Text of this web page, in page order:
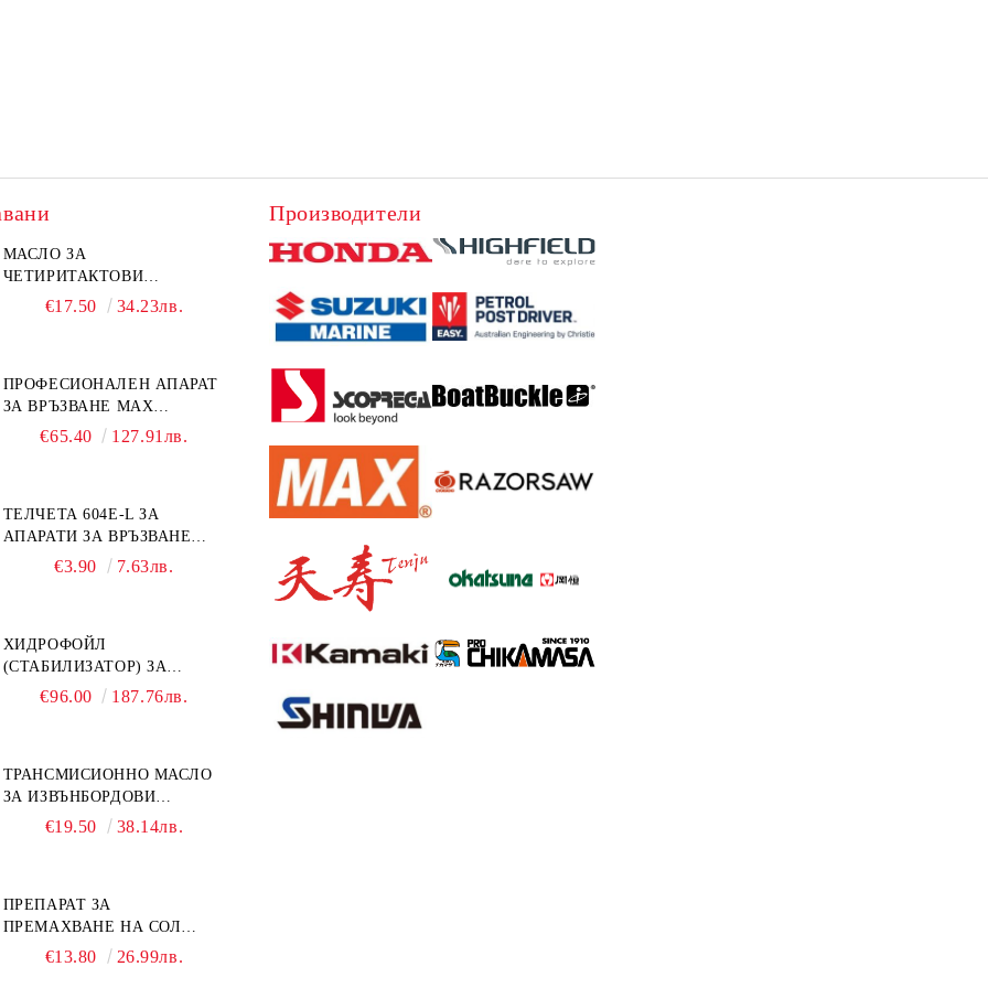
МАСЛО ЗА
ЧЕТИРИТАКТОВИ
ИЗВЪНБОРДОВИ
€17.50 34.23лв.
ПРОФЕСИОНАЛЕН АПАРАТ
ЗА ВРЪЗВАНЕ MAX
TAPENER HT-R45C
€65.40 127.91лв.
ТЕЛЧЕТА 604E-L ЗА
АПАРАТИ ЗА ВРЪЗВАНЕ
MAX HT-R1 И HT-R45C
€3.90 7.63лв.
ХИДРОФОЙЛ
(СТАБИЛИЗАТОР) ЗА
ДВИГАТЕЛИ ОТ 8 ДО 40
€96.00 187.76лв.
ТРАНСМИСИОННО МАСЛО
ЗА ИЗВЪНБОРДОВИ
ДВИГАТЕЛИ GL4 HONDA
€19.50 38.14лв.
ПРЕПАРАТ ЗА
ПРЕМАХВАНЕ НА СОЛ
SALT REMOVER 27 - 1L
€13.80 26.99лв.
Производители